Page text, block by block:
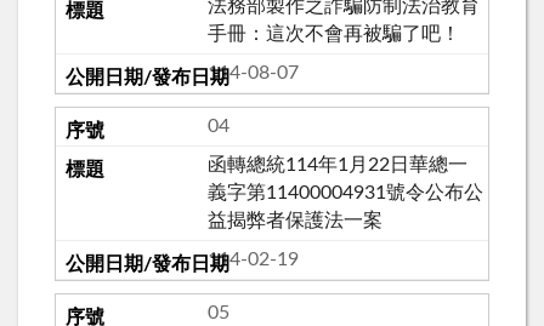
法務部製作之詐騙防制法治教育
手冊：這次不會再被騙了吧！
114-08-07
04
函轉總統114年1月22日華總一
義字第11400004931號令公布公
益揭弊者保護法一案
114-02-19
05